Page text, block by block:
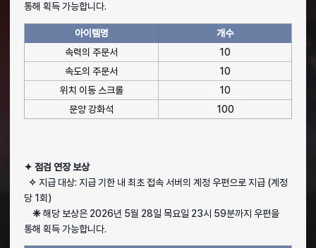
통해 획득 가능합니다.
아이템명
개수
속력의 주문서
10
속도의 주문서
10
위치 이동 스크롤
10
문양 강화석
100
✦ 점검 연장 보상
✧ 지급 대상: 지급 기한 내 최초 접속 서버의 계정 우편으로 지급 (계정
당 1회)
❈해당 보상은 2026년 5월 28일 목요일 23시 59분까지 우편을
통해 획득 가능합니다.